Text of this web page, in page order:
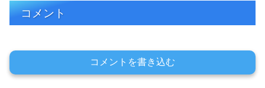
コメント
コメントを書き込む